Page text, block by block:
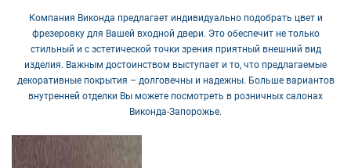
Компания Виконда предлагает индивидуально подобрать цвет и
фрезеровку для Вашей входной двери. Это обеспечит не только
стильный и с эстетической точки зрения приятный внешний вид
изделия. Важным достоинством выступает и то, что предлагаемые
декоративные покрытия – долговечны и надежны. Больше вариантов
внутренней отделки Вы можете посмотреть в розничных салонах
Виконда-Запорожье.